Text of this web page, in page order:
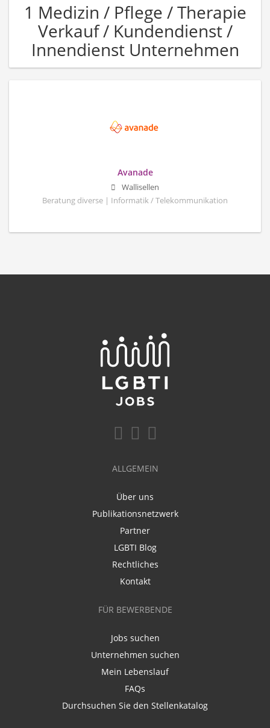
1 Medizin / Pflege / Therapie
Verkauf / Kundendienst /
Innendienst Unternehmen
Avanade
Wallisellen
Beratung diverse | Informatik / Telekommunikation
ALLGEMEIN
Über uns
Publikationsnetzwerk
Partner
LGBTI Blog
Rechtliches
Kontakt
FÜR BEWERBENDE
Jobs suchen
Unternehmen suchen
Mein Lebenslauf
FAQs
Durchsuchen Sie den Stellenkatalog